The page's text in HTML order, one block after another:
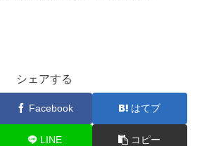
シェアする
Facebook はてブ
LINE コピー